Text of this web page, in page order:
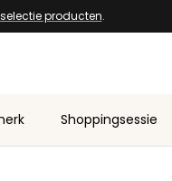
producten.
Shoppingsessie